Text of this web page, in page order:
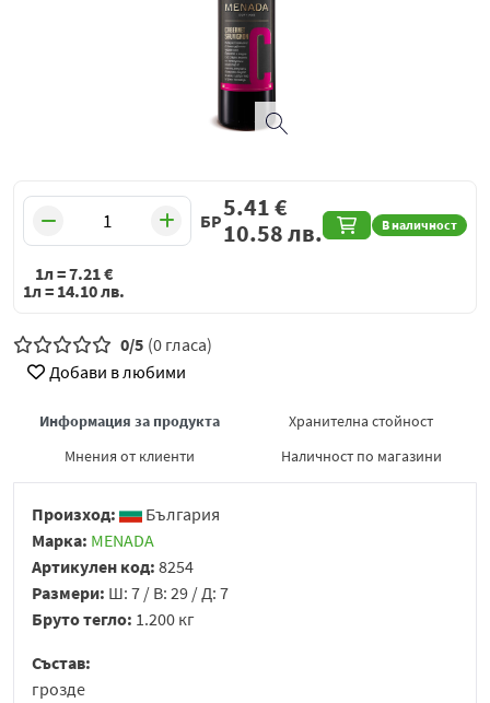
БР В наличност
5.41€
10.58лв.
1л =7.21€
1л = 14.10лв.
0/5 (0 гласа)
Добави в любими
Информация за продукта
Хранителна стойност
Мнения от клиенти
Наличност по магазини
Произход:
България
Марка: MENADA
Артикулен код: 8254
Размери: Ш: 7 / В: 29 / Д: 7
Бруто тегло: 1.200 кг
Състав:
грозде